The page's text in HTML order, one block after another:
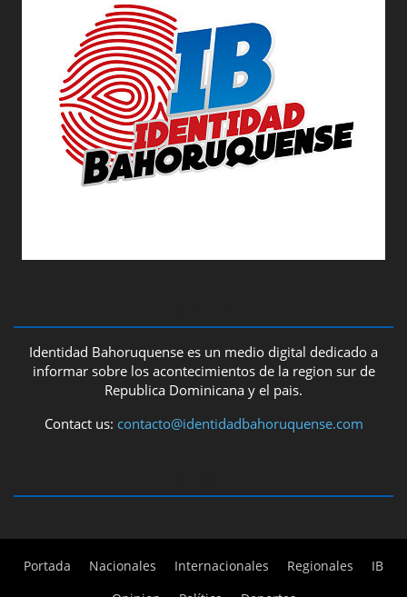
Identidad Bahoruquense es un medio digital dedicado a
informar sobre los acontecimientos de la region sur de
Republica Dominicana y el pais.
Contact us: contacto@identidadbahoruquense.com
Portada Nacionales Internacionales Regionales
IB